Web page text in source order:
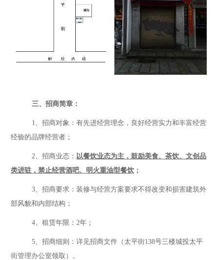
三、招商简章：
1、 招商对象：有先进经营理念，良好经营实力和丰富经营
经验的品牌经营者；
2、 招商业态： 以餐饮业态为主，鼓励美食、茶饮、文创品
类进驻，禁止经营酒吧、明火重油型餐饮 ；
3、招商要求：装修与经营方案要求不得改变和损害建筑外
部风貌和内部结构；
4、租赁年限： 2年；
5、招商细则：详见招商文件（太平街138号三楼城投太平
街管理办公室领取）。